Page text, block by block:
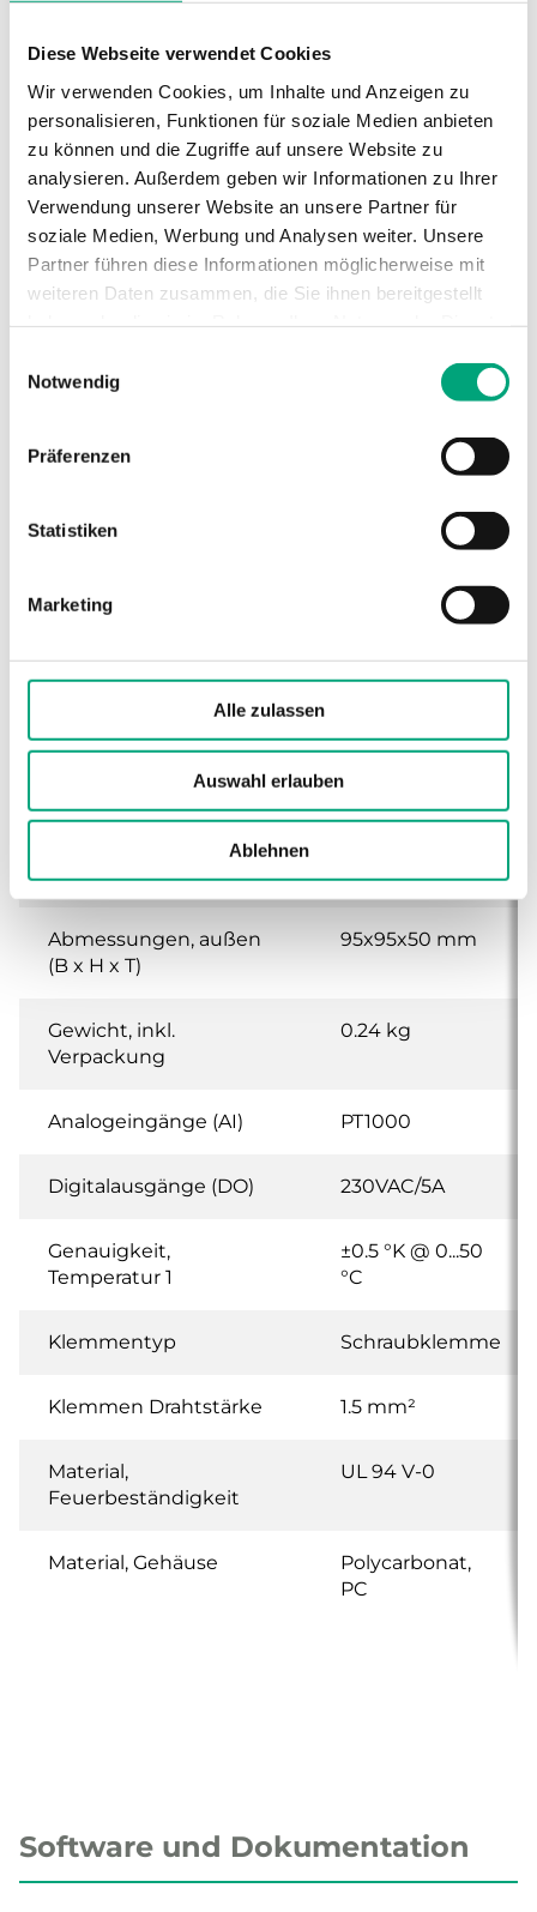
Diese Webseite verwendet Cookies
Wir verwenden Cookies, um Inhalte und Anzeigen zu
personalisieren, Funktionen für soziale Medien anbieten
zu können und die Zugriffe auf unsere Website zu
analysieren. Außerdem geben wir Informationen zu Ihrer
Verwendung unserer Website an unsere Partner für
soziale Medien, Werbung und Analysen weiter. Unsere
Partner führen diese Informationen möglicherweise mit
weiteren Daten zusammen, die Sie ihnen bereitgestellt
Notwendig
Präferenzen
Statistiken
Marketing
Alle zulassen
Auswahl erlauben
Ablehnen
Temperatursensor Ja
Technische Daten
Technische Daten für RCFD-230C –
Raumthermostat mit Touchdisplay und
Anwendungen
Versorgungsspannung
(207...253 V AC
(nicht kondensierend)
Umgebungstemperatur 0…50 °C
Lagertemperatur -20…70 °C
Montage Raum
Abmessungen, außen
(B x H x T)
95x95x50 mm
Gewicht, inkl.
Verpackung
0.24 kg
Analogeingänge (AI) PT1000
Digitalausgänge (DO) 230VAC/5A
Genauigkeit,
Temperatur 1
±0.5 °K @ 0...50
°C
Klemmentyp Schraubklemme
Klemmen Drahtstärke 1.5 mm²
Material,
Feuerbeständigkeit
UL 94 V-0
Material, Gehäuse
Polycarbonat,
PC
Software und Dokumentation